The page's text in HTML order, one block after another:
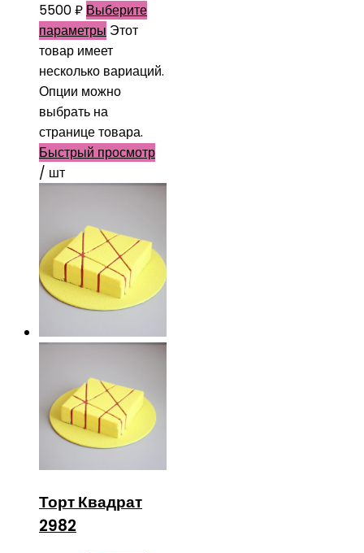
5500₽ Выберите
параметры Этот
товар имеет
несколько вариаций.
Опции можно
выбрать на
странице товара.
Быстрый просмотр
/ шт
Торт Квадрат
2982